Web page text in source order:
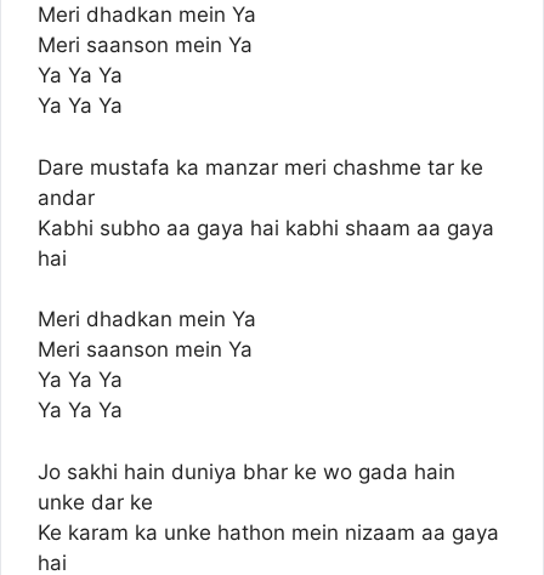
Meri dhadkan mein Ya
Meri saanson mein Ya
Ya Ya Ya
Ya Ya Ya
Dare mustafa ka manzar meri chashme tar ke
andar
Kabhi subho aa gaya hai kabhi shaam aa gaya
hai
Meri dhadkan mein Ya
Meri saanson mein Ya
Ya Ya Ya
Ya Ya Ya
Jo sakhi hain duniya bhar ke wo gada hain
unke dar ke
Ke karam ka unke hathon mein nizaam aa gaya
hai